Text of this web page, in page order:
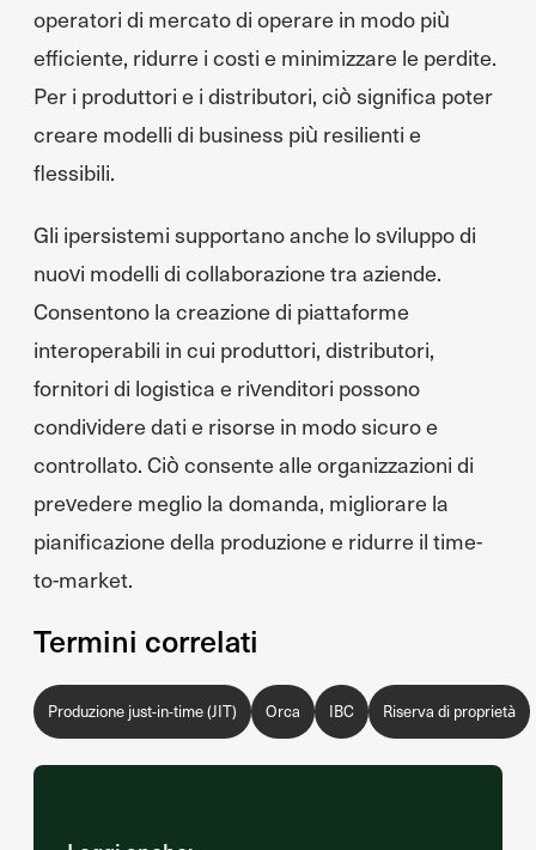
operatori di mercato di operare in modo più
efficiente, ridurre i costi e minimizzare le perdite.
Per i produttori e i distributori, ciò significa poter
creare modelli di business più resilienti e
flessibili.
Gli ipersistemi supportano anche lo sviluppo di
nuovi modelli di collaborazione tra aziende.
Consentono la creazione di piattaforme
interoperabili in cui produttori, distributori,
fornitori di logistica e rivenditori possono
condividere dati e risorse in modo sicuro e
controllato. Ciò consente alle organizzazioni di
prevedere meglio la domanda, migliorare la
pianificazione della produzione e ridurre il time-
to-market.
Termini correlati
Produzione just-in-time (JIT) Orca IBC Riserva di proprietà